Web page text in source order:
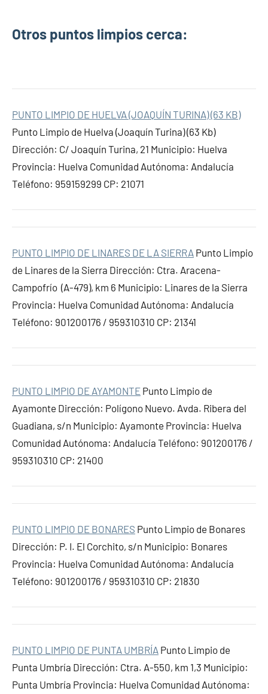
Otros puntos limpios cerca:
PUNTO LIMPIO DE HUELVA (JOAQUÍN TURINA) (63 KB)
Punto Limpio de Huelva (Joaquín Turina) (63 Kb)
Dirección: C/ Joaquín Turina, 21 Municipio: Huelva
Provincia: Huelva Comunidad Autónoma: Andalucía
Teléfono: 959159299 CP: 21071
PUNTO LIMPIO DE LINARES DE LA SIERRA Punto Limpio
de Linares de la Sierra Dirección: Ctra. Aracena-
Campofrío (A-479), km 6 Municipio: Linares de la Sierra
Provincia: Huelva Comunidad Autónoma: Andalucía
Teléfono: 901200176 / 959310310 CP: 21341
PUNTO LIMPIO DE AYAMONTE Punto Limpio de
Ayamonte Dirección: Polígono Nuevo. Avda. Ribera del
Guadiana, s/n Municipio: Ayamonte Provincia: Huelva
Comunidad Autónoma: Andalucía Teléfono: 901200176 /
959310310 CP: 21400
PUNTO LIMPIO DE BONARES Punto Limpio de Bonares
Dirección: P. I. El Corchito, s/n Municipio: Bonares
Provincia: Huelva Comunidad Autónoma: Andalucía
Teléfono: 901200176 / 959310310 CP: 21830
PUNTO LIMPIO DE PUNTA UMBRÍA Punto Limpio de
Punta Umbría Dirección: Ctra. A-550, km 1,3 Municipio:
Punta Umbría Provincia: Huelva Comunidad Autónoma: